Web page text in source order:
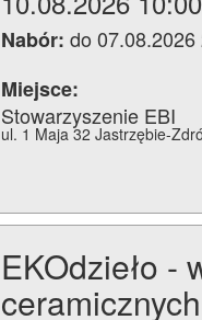
Nabór: do 07.08.2026
Miejsce:
Stowarzyszenie EBI
ul. 1 Maja 32 Jastrzębie-
EKOdzieło -